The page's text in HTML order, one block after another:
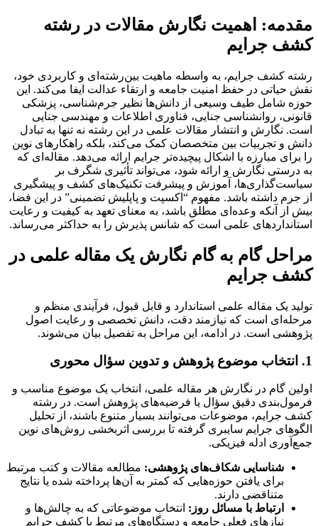
مقدمه: اهمیت نگارش مقالات در رشته
کشف جرایم
رشته کشف جرایم، به واسطه ماهیت بین‌رشته‌ای و کاربردی خود،
نقش حیاتی در حفظ امنیت جامعه و ارتقاء عدالت ایفا می‌کند. این
حوزه شامل طیف وسیعی از دانش‌ها نظیر جرم‌شناسی، پزشکی
قانونی، روانشناسی جنایی، فناوری اطلاعات و مهندسی جنایی
است. نگارش و انتشار مقالات علمی در این رشته نه تنها به تبادل
دانش و تجربیات بین متخصصان کمک می‌کند، بلکه راهکارهای نوین
را برای مبارزه با اشکال پیچیده‌تر جرایم ارائه می‌دهد. مقاله‌ای که
به درستی نگارش و ارائه شود، می‌تواند تأثیری شگرف بر
سیاست‌گذاری‌ها، آموزش و پیشرفت تکنیک‌های کشف و پیشگیری
از جرم داشته باشد. مفهوم “اکسپت و پاپلیش تضمینی” در این فضا،
بیش از آنکه وعده‌ای مطلق باشد، به معنای تعهد به کیفیت و رعایت
استانداردهای علمی است که شانس پذیرش را به حداکثر می‌رساند.
مراحل گام به گام نگارش یک مقاله علمی در
کشف جرایم
تولید یک مقاله علمی استاندارد و قابل قبول، فرآیندی منظم و
مرحله‌ای است که نیازمند دقت، دانش تخصصی و رعایت اصول
پژوهشی است. در ادامه، این مراحل به تفصیل بیان می‌شوند.
1. انتخاب موضوع پژوهش و تدوین سؤال محوری
اولین گام در نگارش هر مقاله علمی، انتخاب یک موضوع مناسب و
فرمول‌بندی دقیق سؤال یا فرضیه‌های پژوهش است. در رشته
کشف جرایم، موضوعات می‌توانند بسیار متنوع باشند، از تحلیل
الگوهای جرایم سایبری گرفته تا بررسی اثربخشی روش‌های نوین
جمع‌آوری ادله فیزیکی.
شناسایی شکاف‌های پژوهشی: مطالعه مقالات و کتب مرتبط
برای یافتن حوزه‌هایی که کمتر به آن‌ها پرداخته شده یا نتایج
متناقضی دارند.
ارتباط با مسائل روز: انتخاب موضوعاتی که به چالش‌ها و
نیازهای فعلی جامعه و دستگاه‌های مرتبط با کشف جرایم